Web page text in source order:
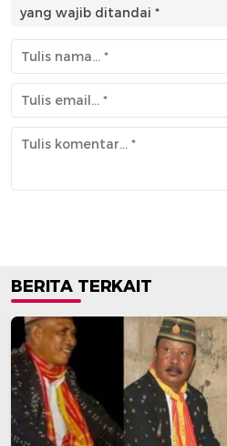
yang wajib ditandai *
BERITA TERKAIT